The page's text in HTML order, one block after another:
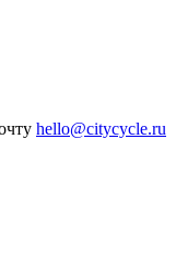
hello@citycycle.ru